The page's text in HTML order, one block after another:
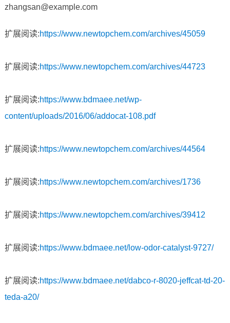
zhangsan@example.com
扩展阅读:https://www.newtopchem.com/archives/45059
扩展阅读:https://www.newtopchem.com/archives/44723
扩展阅读:https://www.bdmaee.net/wp-
content/uploads/2016/06/addocat-108.pdf
扩展阅读:https://www.newtopchem.com/archives/44564
扩展阅读:https://www.newtopchem.com/archives/1736
扩展阅读:https://www.newtopchem.com/archives/39412
扩展阅读:https://www.bdmaee.net/low-odor-catalyst-9727/
扩展阅读:https://www.bdmaee.net/dabco-r-8020-jeffcat-td-20-
teda-a20/